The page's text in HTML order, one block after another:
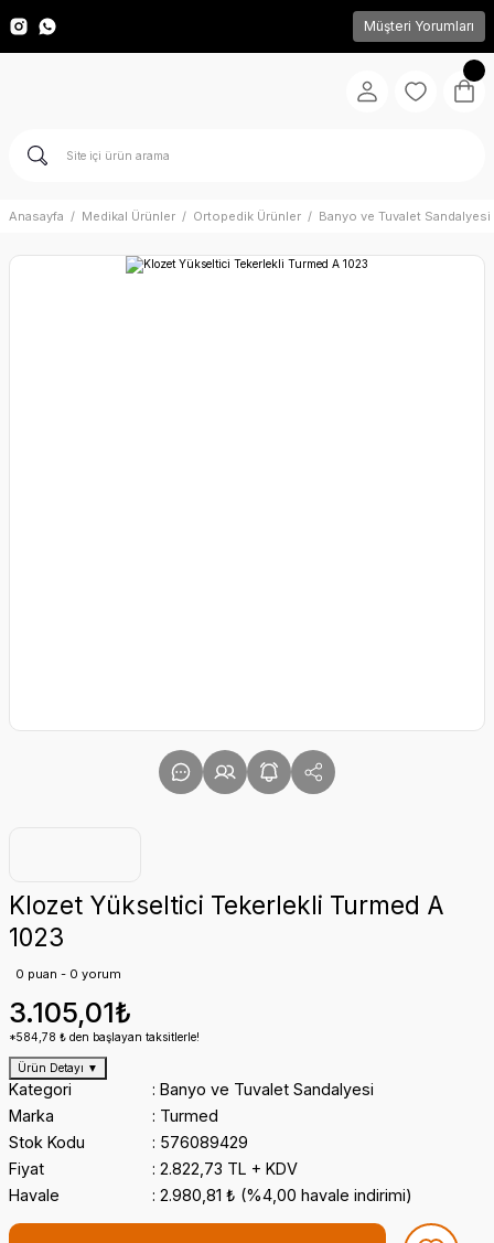
Müşteri Yorumları
Anasayfa Medikal Ürünler Ortopedik Ürünler Banyo ve Tuvalet Sandalyesi
Klozet Yükseltici Tekerlekli Turmed A
1023
0 puan - 0 yorum
3.105,01₺
*584,78 ₺ den başlayan taksitlerle!
Ürün Detayı ▼
Kategori
Banyo ve Tuvalet Sandalyesi
Marka
Turmed
Stok Kodu
576089429
Fiyat
2.822,73 TL + KDV
Havale
2.980,81 ₺ (%4,00 havale indirimi)